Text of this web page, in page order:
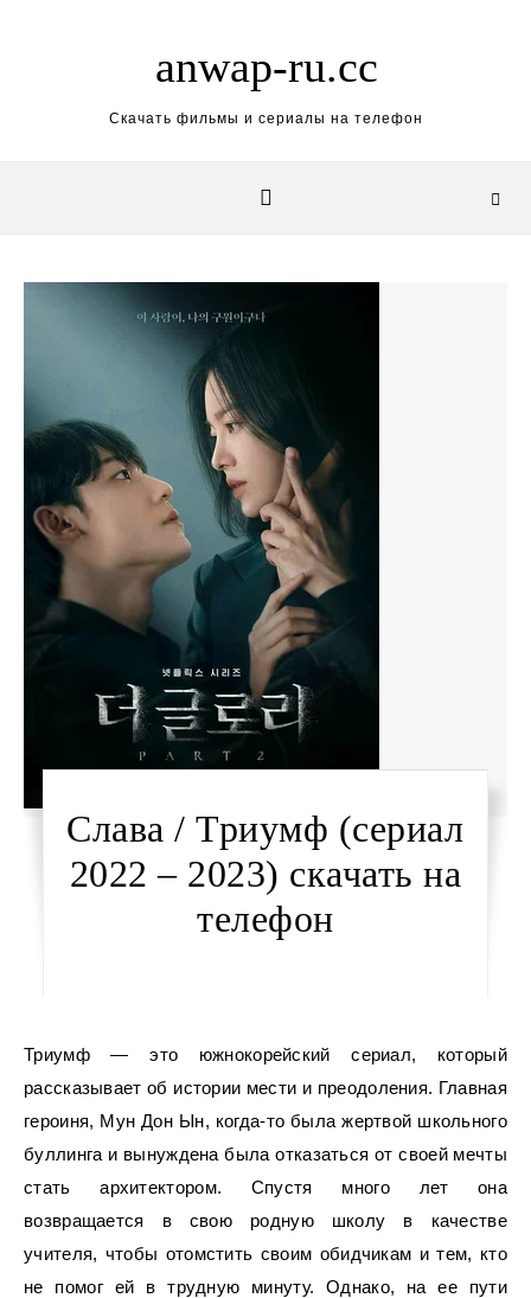
anwap-ru.cc
Скачать фильмы и сериалы на телефон
Слава / Триумф (сериал
2022 – 2023) скачать на
телефон
Триумф — это южнокорейский сериал, который
рассказывает об истории мести и преодоления. Главная
героиня, Мун Дон Ын, когда-то была жертвой школьного
буллинга и вынуждена была отказаться от своей мечты
стать архитектором. Спустя много лет она
возвращается в свою родную школу в качестве
учителя, чтобы отомстить своим обидчикам и тем, кто
не помог ей в трудную минуту. Однако, на ее пути